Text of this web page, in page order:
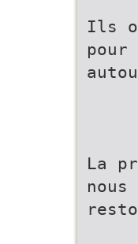
Ils
La